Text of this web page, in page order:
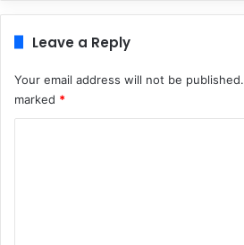
Leave a Reply
Your email address will not be published.
marked *